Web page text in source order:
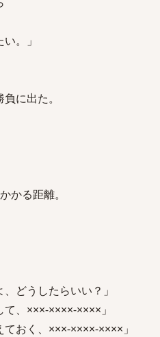
。」
に出た。
かる距離。
どうしたらいい？」
、×××-××××-××××」
おく、×××-××××-××××」